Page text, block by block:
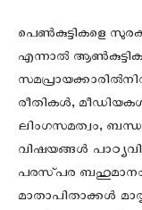
പെൺകുട്ടികളെ
എന്നാൽ
രീതികൾ,
ലിംഗസമത്വം,
വിഷയങ്ങൾ
പരസ്‌പര ബഹുമാനം,
മാതാപിതാക്കൾ